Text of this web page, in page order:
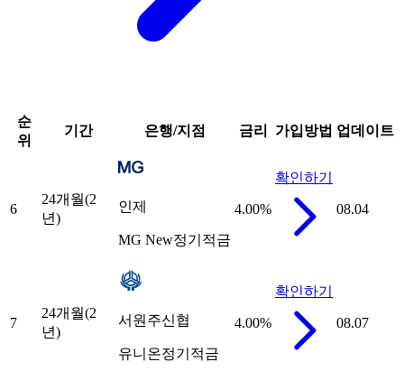
순
위
기간 은행/지점 금리 가입방법 업데이트
6
24개월(2
년)
인제
MG New정기적금
4.00%
확인하기
08.04
7
24개월(2
년)
서원주신협
유니온정기적금
4.00%
확인하기
08.07